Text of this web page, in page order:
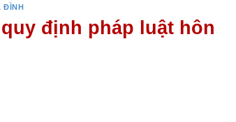
ĐÌNH
định pháp luật hôn